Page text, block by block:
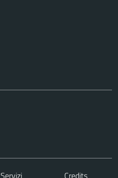
Servizi Credits